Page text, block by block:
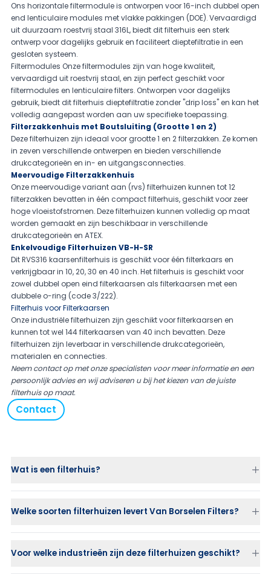
Ons horizontale filtermodule is ontworpen voor 16-inch dubbel open
end lenticulaire modules met vlakke pakkingen (DOE). Vervaardigd
uit duurzaam roestvrij staal 316L, biedt dit filterhuis een sterk
ontwerp voor dagelijks gebruik en faciliteert dieptefiltratie in een
gesloten systeem.
Filtermodules Onze filtermodules zijn van hoge kwaliteit,
vervaardigd uit roestvrij staal, en zijn perfect geschikt voor
filtermodules en lenticulaire filters. Ontworpen voor dagelijks
gebruik, biedt dit filterhuis dieptefiltratie zonder "drip loss" en kan het
volledig aangepast worden aan uw specifieke toepassing.
Filterzakkenhuis met Boutsluiting (Grootte 1 en 2)
Deze filterhuizen zijn ideaal voor grootte 1 en 2 filterzakken. Ze komen
in zeven verschillende ontwerpen en bieden verschillende
drukcategorieën en in- en uitgangsconnecties.
Meervoudige Filterzakkenhuis
Onze meervoudige variant aan (rvs) filterhuizen kunnen tot 12
filterzakken bevatten in één compact filterhuis, geschikt voor zeer
hoge vloeistofstromen. Deze filterhuizen kunnen volledig op maat
worden gemaakt en zijn beschikbaar in verschillende
drukcategorieën en ATEX.
Enkelvoudige Filterhuizen VB-H-SR
Dit RVS316 kaarsenfilterhuis is geschikt voor één filterkaars en
verkrijgbaar in 10, 20, 30 en 40 inch. Het filterhuis is geschikt voor
zowel dubbel open eind filterkaarsen als filterkaarsen met een
dubbele o-ring (code 3/222).
Filterhuis voor Filterkaarsen
Onze industriële filterhuizen zijn geschikt voor filterkaarsen en
kunnen tot wel 144 filterkaarsen van 40 inch bevatten. Deze
filterhuizen zijn leverbaar in verschillende drukcategorieën,
materialen en connecties.
Neem contact opmet onze specialisten voor meer informatie en een
persoonlijk advies en wij adviseren u bij het kiezen van de juiste
filterhuis op maat.
Contact
Wat is een filterhuis?
Welke soorten filterhuizen levert Van Borselen Filters?
Voor welke industrieën zijn deze filterhuizen geschikt?